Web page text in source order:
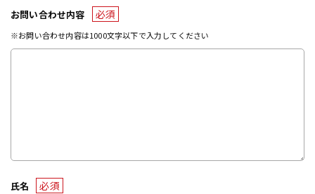
お問い合わせ内容 必須
※お問い合わせ内容は1000文字以下で入力してください
氏名 必須